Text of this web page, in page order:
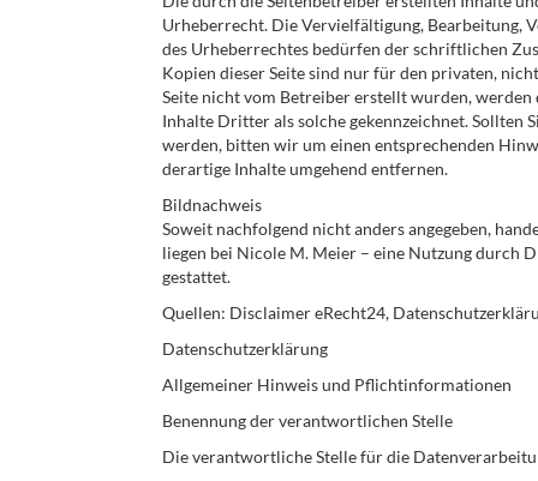
Urheberrecht. Die Vervielfältigung, Bearbeitung,
des Urheberrechtes bedürfen der schriftlichen
Kopien dieser Seite sind nur für den privaten,
Seite nicht vom Betreiber erstellt wurden,
Inhalte Dritter als solche gekennzeichnet. Sollten
werden, bitten wir um einen entsprechenden
derartige Inhalte umgehend entfernen.
Bildnachweis
Soweit nachfolgend nicht anders angegeben,
liegen bei Nicole M. Meier – eine Nutzung
gestattet.
Quellen: Disclaimer eRecht24,
Datenschutzerklärung
Allgemeiner Hinweis und Pflichtinformationen
Benennung der verantwortlichen Stelle
Die verantwortliche Stelle für die